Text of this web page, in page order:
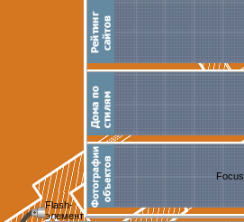
Flash-
элемент
Focus